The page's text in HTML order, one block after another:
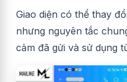
Giao diện có thể thay
nhưng nguyên tắc
cảm đã gửi và sử dụng